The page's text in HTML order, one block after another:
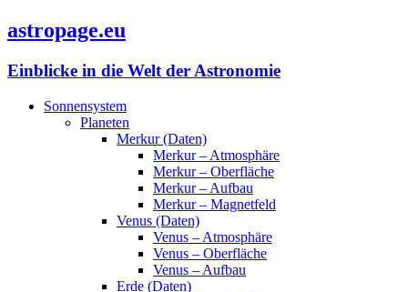
astropage.eu
Einblicke in die Welt der Astronomie
Sonnensystem
Planeten
Merkur (Daten)
Merkur – Atmosphäre
Merkur – Oberfläche
Merkur – Aufbau
Merkur – Magnetfeld
Venus (Daten)
Venus – Atmosphäre
Venus – Oberfläche
Venus – Aufbau
Erde (Daten)